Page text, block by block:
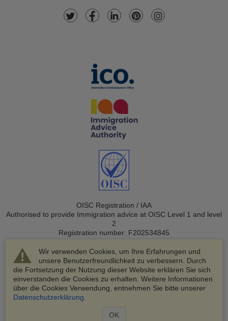
Wir verwenden Cookies, um Ihre Erfahrungen und
unsere Benutzerfreundlichkeit zu verbessern. Durch
die Fortsetzung der Nutzung dieser Website erklären Sie sich
einverstanden die Cookies zu erhalten. Weitere Informationen
über die Cookies Verwendung, entnehmen Sie bitte unserer
Datenschutzerklärung
OK
OISC Registration / IAA
Authorised to provide Immigration advice at OISC Level 1 and level
2
Registration number: F202534845
© 2003-2026 VisaHQ.com, Inc. Alle Rechte vorbehalten.
VisaHQ und das VisaHQ-Logo sind eingetragene Marken von
VisaHQ.com, Inc.